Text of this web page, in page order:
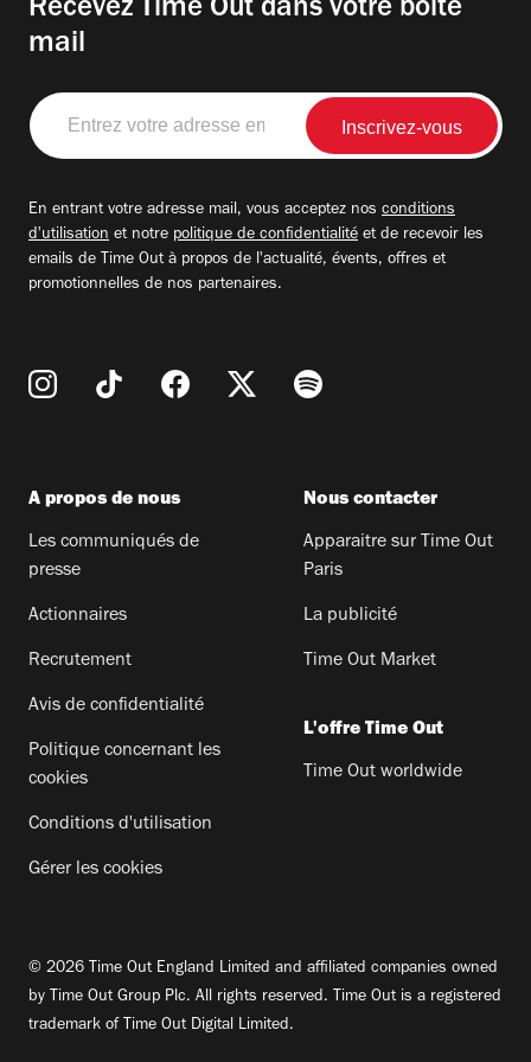
Recevez Time Out dans votre boite
mail
Entrez
votre
adresse
En entrant votre adresse mail, vous acceptez nos conditions
d'utilisation et notre politique de confidentialité et de recevoir les
emails de Time Out à propos de l'actualité, évents, offres et
promotionnelles de nos partenaires.
A propos de nous
Les communiqués de
presse
Actionnaires
Recrutement
Avis de confidentialité
Politique concernant les
cookies
Conditions d'utilisation
Gérer les cookies
Nous contacter
Apparaitre sur Time Out
Paris
La publicité
Time Out Market
L'offre Time Out
Time Out worldwide
© 2026 Time Out England Limited and affiliated companies owned
by Time Out Group Plc. All rights reserved. Time Out is a registered
trademark of Time Out Digital Limited.